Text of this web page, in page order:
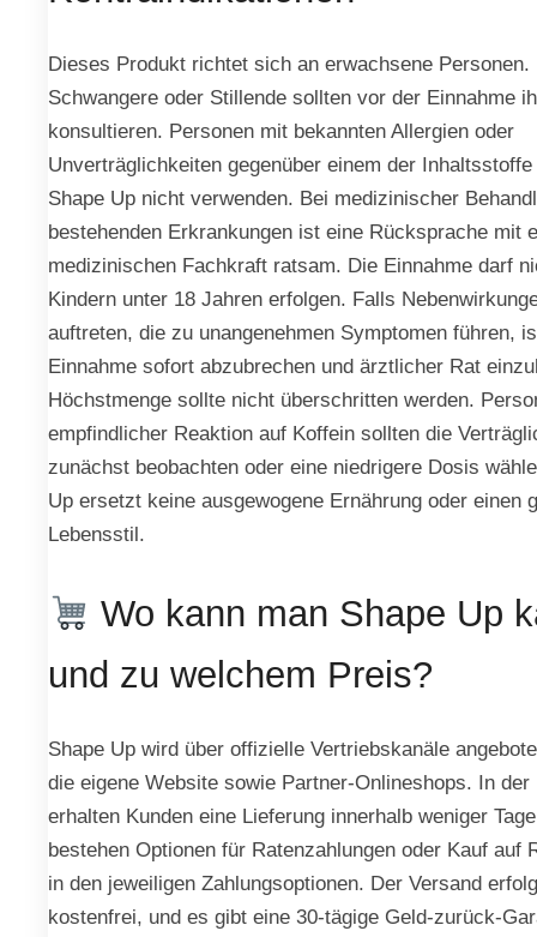
Dieses Produkt richtet sich an erwachsene Personen.
Schwangere oder Stillende sollten vor der Einnahme
konsultieren. Personen mit bekannten Allergien oder
Unverträglichkeiten gegenüber einem der
Shape Up nicht verwenden. Bei medizinischer
bestehenden Erkrankungen ist eine Rücksprache mit
medizinischen Fachkraft ratsam. Die Einnahme darf
Kindern unter 18 Jahren erfolgen. Falls
auftreten, die zu unangenehmen Symptomen führen,
Einnahme sofort abzubrechen und ärztlicher Rat
Höchstmenge sollte nicht überschritten werden.
empfindlicher Reaktion auf Koffein sollten die
zunächst beobachten oder eine niedrigere Dosis
Up ersetzt keine ausgewogene Ernährung oder einen
Lebensstil.
Wo kann man Shape Up
und zu welchem Preis?
Shape Up wird über offizielle Vertriebskanäle
die eigene Website sowie Partner-Onlineshops. In der
erhalten Kunden eine Lieferung innerhalb weniger
bestehen Optionen für Ratenzahlungen oder Kauf auf
in den jeweiligen Zahlungsoptionen. Der Versand
kostenfrei, und es gibt eine 30-tägige Geld-zurück-